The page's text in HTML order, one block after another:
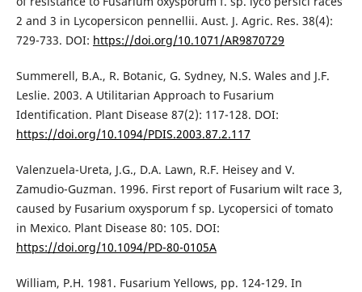
2 and 3 in Lycopersicon pennellii. Aust. J. Agric. Res. 38(4):
729-733. DOI: https://doi.org/10.1071/AR9870729
Summerell, B.A., R. Botanic, G. Sydney, N.S. Wales and J.F.
Leslie. 2003. A Utilitarian Approach to Fusarium
Identification. Plant Disease 87(2): 117-128. DOI:
https://doi.org/10.1094/PDIS.2003.87.2.117
Valenzuela-Ureta, J.G., D.A. Lawn, R.F. Heisey and V.
Zamudio-Guzman. 1996. First report of Fusarium wilt race 3,
caused by Fusarium oxysporum f sp. Lycopersici of tomato
in Mexico. Plant Disease 80: 105. DOI:
https://doi.org/10.1094/PD-80-0105A
William, P.H. 1981. Fusarium Yellows, pp. 124-129. In